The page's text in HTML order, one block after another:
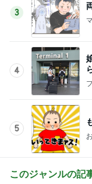
3
4
5
このジャンルの記